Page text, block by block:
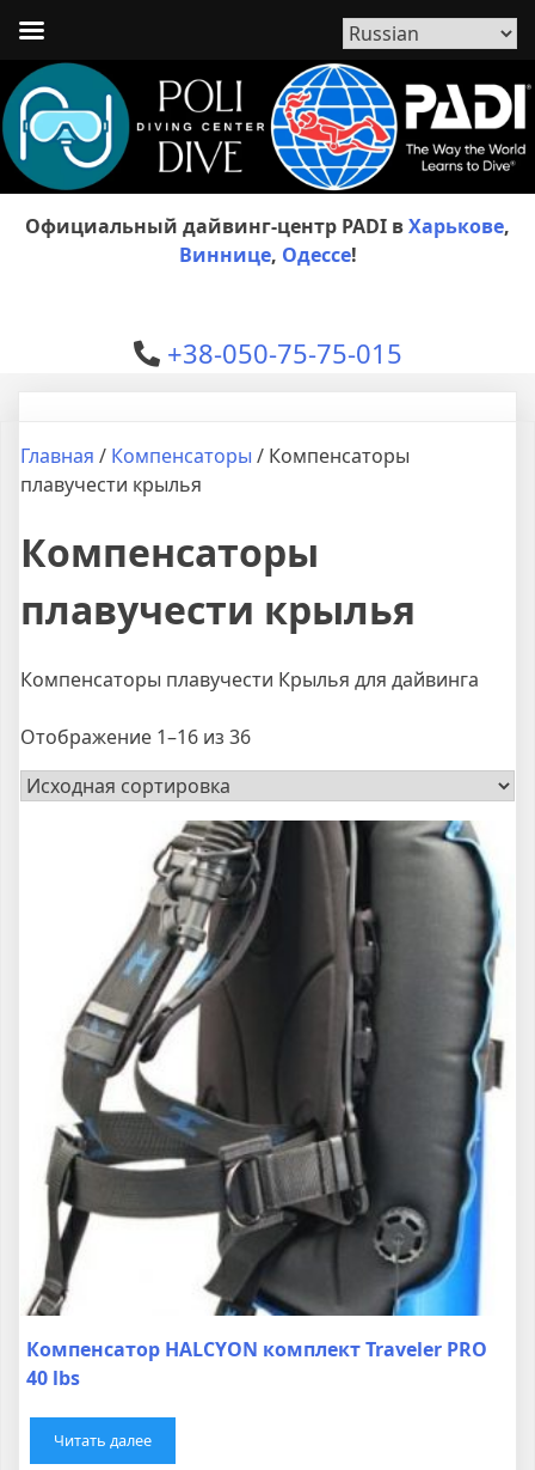
Официальный дайвинг-центр PADI вХарькове,
Виннице, Одессе!
+38-050-75-75-015
Главная / Компенсаторы / Компенсаторы
плавучести крылья
Компенсаторы
плавучести крылья
Компенсаторы плавучести Крылья для дайвинга
Отображение 1–16 из 36
Компенсатор HALCYON комплект Traveler PRO
40 lbs
Читать далее